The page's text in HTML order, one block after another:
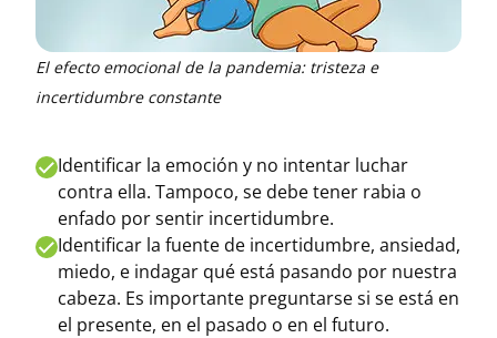
El efecto emocional de la pandemia: tristeza e
incertidumbre constante
Identificar la emoción y no intentar luchar
contra ella. Tampoco, se debe tener rabia o
enfado por sentir incertidumbre.
Identificar la fuente de incertidumbre, ansiedad,
miedo, e indagar qué está pasando por nuestra
cabeza. Es importante preguntarse si se está en
el presente, en el pasado o en el futuro.